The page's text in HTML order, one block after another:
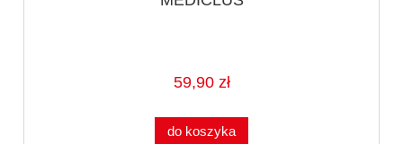
59,90 zł
do koszyka